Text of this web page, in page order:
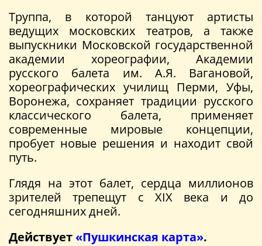
Труппа, в которой танцуют артисты
ведущих московских театров, а также
выпускники Московской государственной
академии хореографии, Академии
русского балета им. А.Я. Вагановой,
хореографических училищ Перми, Уфы,
Воронежа, сохраняет традиции русского
классического балета, применяет
современные мировые концепции,
пробует новые решения и находит свой
путь.
Глядя на этот балет, сердца миллионов
зрителей трепещут с XIX века и до
сегодняшних дней.
Действует«Пушкинская карта».